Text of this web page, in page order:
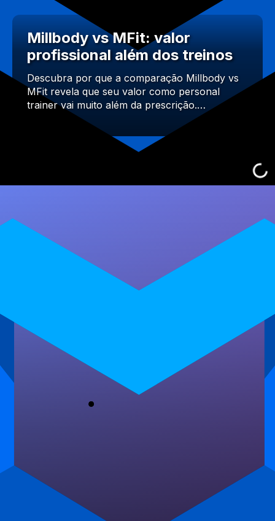
Millbody vs MFit: valor
profissional além dos treinos
Descubra por que a comparação Millbody vs
MFit revela que seu valor como personal
trainer vai muito além da prescrição.…